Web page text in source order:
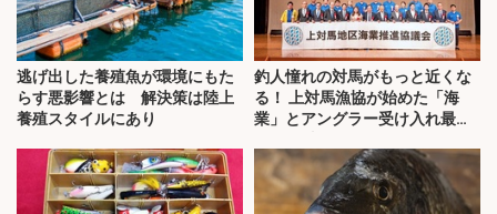
逃げ出した養殖魚が環境にもた
らす悪影響とは 解決策は陸上
養殖スタイルにあり
釣人憧れの対馬がもっと近くな
る！ 上対馬漁協が始めた「海
業」とアングラー受け入れ最前